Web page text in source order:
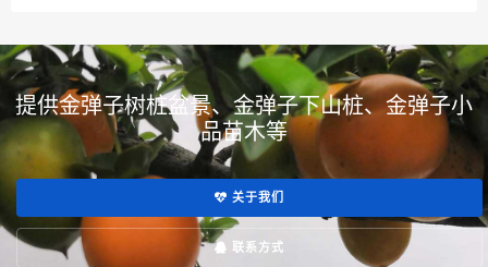
提供金弹子树桩盆景、金弹子下山桩、金弹子小
品苗木等
关于我们
联系方式